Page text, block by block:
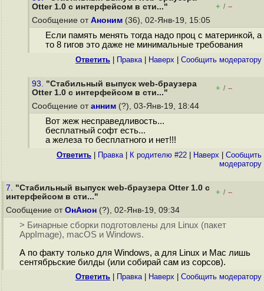
Otter 1.0 с интерфейсом в сти..."
+ / –
Сообщение от Аноним (36), 02-Янв-19, 15:05
Если память менять тогда надо проц с материнкой, а
то 8 гигов это даже не минимальные требования
Ответить Правка| Наверх Cообщить модератору
93. "Стабильный выпуск web-браузера
Otter 1.0 с интерфейсом в сти..."
+ / –
Сообщение от анним (?), 03-Янв-19, 18:44
Вот жеж несправедливость...
бесплатный софт есть...
а железа то бесплатного и нет!!!
Ответить Правка| К родителю #22 Наверх
Cообщить
модератору
7. "Стабильный выпуск web-браузера Otter 1.0 с
интерфейсом в сти..."
+ / –
Сообщение от ОнАнон (?), 02-Янв-19, 09:34
> Бинарные сборки подготовлены для Linux (пакет
AppImage), macOS и Windows.
А по факту только для Windows, а для Linux и Mac лишь
сентябрьские билды (или собирай сам из сорсов).
Ответить Правка| Наверх Cообщить модератору